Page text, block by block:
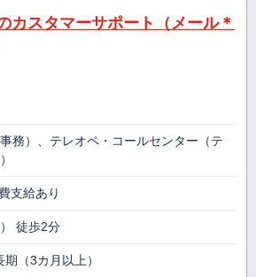
カスタマーサポート（メール＊
務）、テレオペ・コールセンター（テ
支給あり
徒歩2分
（3カ月以上）